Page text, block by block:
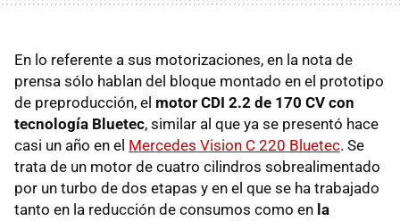
En lo referente a sus motorizaciones, en la nota de
prensa sólo hablan del bloque montado en el prototipo
de preproducción, el motor CDI 2.2 de 170 CV con
tecnología Bluetec, similar al que ya se presentó hace
casi un año en el Mercedes Vision C 220 Bluetec. Se
trata de un motor de cuatro cilindros sobrealimentado
por un turbo de dos etapas y en el que se ha trabajado
tanto en la reducción de consumos como en la